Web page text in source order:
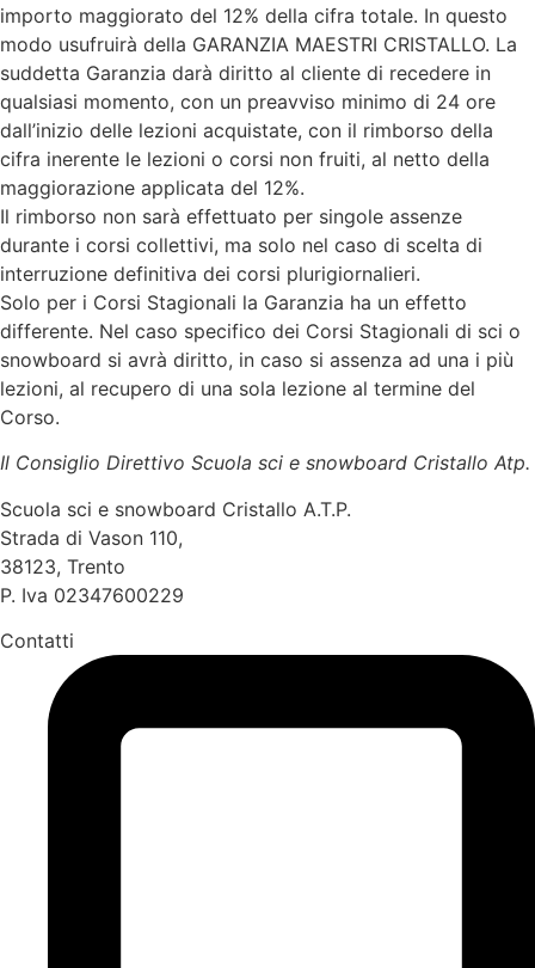
importo maggiorato del 12% della cifra totale. In questo
modo usufruirà della GARANZIA MAESTRI CRISTALLO. La
suddetta Garanzia darà diritto al cliente di recedere in
qualsiasi momento, con un preavviso minimo di 24 ore
dall’inizio delle lezioni acquistate, con il rimborso della
cifra inerente le lezioni o corsi non fruiti, al netto della
maggiorazione applicata del 12%.
Il rimborso non sarà effettuato per singole assenze
durante i corsi collettivi, ma solo nel caso di scelta di
interruzione definitiva dei corsi plurigiornalieri.
Solo per i Corsi Stagionali la Garanzia ha un effetto
differente. Nel caso specifico dei Corsi Stagionali di sci o
snowboard si avrà diritto, in caso si assenza ad una i più
lezioni, al recupero di una sola lezione al termine del
Corso.
Il Consiglio Direttivo Scuola sci e snowboard Cristallo Atp.
Scuola sci e snowboard Cristallo A.T.P.
Strada di Vason 110,
38123, Trento
P. Iva 02347600229
Contatti